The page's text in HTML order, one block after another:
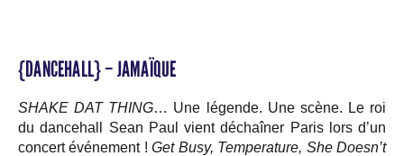
{DANCEHALL} – JAMAÏQUE
SHAKE DAT THING… Une légende. Une scène. Le roi
du dancehall Sean Paul vient déchaîner Paris lors d’un
concert événement !Get Busy, Temperature, She Doesn’t